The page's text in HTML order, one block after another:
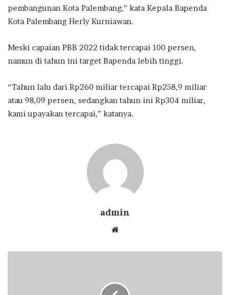
pembangunan Kota Palembang,” kata Kepala Bapenda
Kota Palembang Herly Kurniawan.
Meski capaian PBB 2022 tidak tercapai 100 persen,
namun di tahun ini target Bapenda lebih tinggi.
“Tahun lalu dari Rp260 miliar tercapai Rp258,9 miliar
atau 98,09 persen, sedangkan tahun ini Rp304 miliar,
kami upayakan tercapai,” katanya.
admin
Website